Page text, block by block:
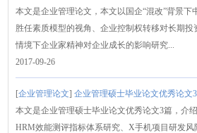
本文是企业管理论文，本文以国企“混改”背景
胜任素质模型的视角、企业控制权转移对长期
情境下企业家精神对企业成长的影响研究...
2017-09-26
[企业管理论文]企业管理硕士毕业论文优秀论文
本文是企业管理硕士毕业论文优秀论文3篇，介
HRM效能测评指标体系研究、X手机项目研发